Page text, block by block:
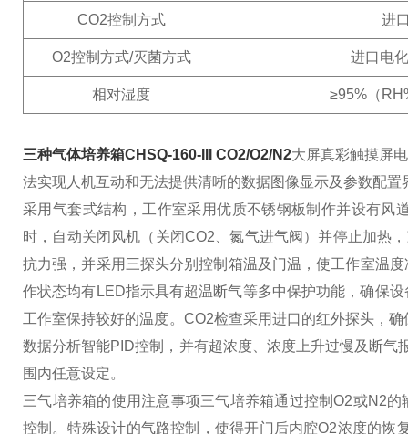
CO2控制方式 进
O2控制方式/灭菌方式 进口电
相对湿度 ≥95%（
三种气体培养箱CHSQ-160-III CO2/O2/N2大屏真彩触摸屏
法实现人机互动和无法提供清晰的数据图像显示及参数配
采用气套式结构，工作室采用优质不锈钢板制作并设有风
时，自动关闭风机（关闭CO2、氮气进气阀）并停止加热
抗力强，并采用三探头分别控制箱温及门温，使工作室温
作状态均有LED指示具有超温断气等多中保护功能，确保
工作室保持较好的温度。 CO2检查采用进口的红外探头，
数据分析智能PID控制，并有超浓度、浓度上升过慢及断
围内任意设定。
三气培养箱的使用注意事项三气培养箱通过控制O2或N2
控制。特殊设计的气路控制，使得开门后内腔O2浓度的